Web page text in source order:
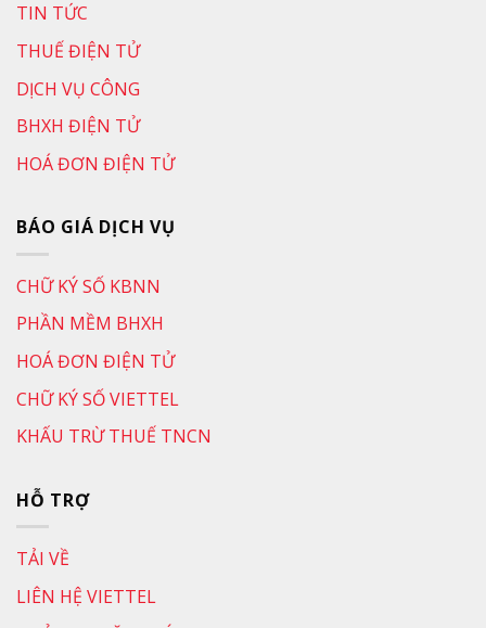
TIN TỨC
THUẾ ĐIỆN TỬ
DỊCH VỤ CÔNG
BHXH ĐIỆN TỬ
HOÁ ĐƠN ĐIỆN TỬ
BÁO GIÁ DỊCH VỤ
CHỮ KÝ SỐ KBNN
PHẦN MỀM BHXH
HOÁ ĐƠN ĐIỆN TỬ
CHỮ KÝ SỐ VIETTEL
KHẤU TRỪ THUẾ TNCN
HỖ TRỢ
TẢI VỀ
LIÊN HỆ VIETTEL